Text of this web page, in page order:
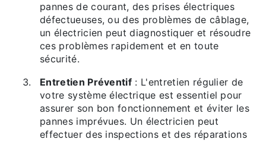
pannes de courant, des prises électriques
défectueuses, ou des problèmes de câblage,
un électricien peut diagnostiquer et résoudre
ces problèmes rapidement et en toute
sécurité.
Entretien Préventif : L'entretien régulier de
votre système électrique est essentiel pour
assurer son bon fonctionnement et éviter les
pannes imprévues. Un électricien peut
effectuer des inspections et des réparations